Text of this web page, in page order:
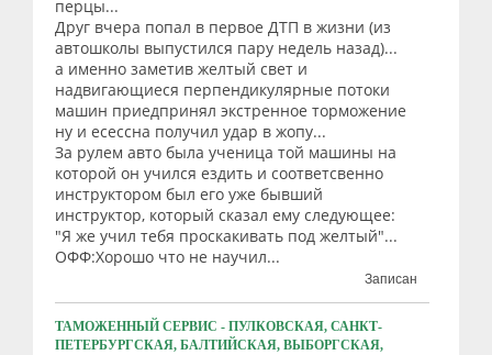
перцы...
Друг вчера попал в первое ДТП в жизни (из
автошколы выпустился пару недель назад)...
а именно заметив желтый свет и
надвигающиеся перпендикулярные потоки
машин приедпринял экстренное торможение
ну и есессна получил удар в жопу...
За рулем авто была ученица той машины на
которой он учился ездить и соответсвенно
инструктором был его уже бывший
инструктор, который сказал ему следующее:
"Я же учил тебя проскакивать под желтый"...
ОФФ:Хорошо что не научил...
Записан
ТАМОЖЕННЫЙ СЕРВИС - ПУЛКОВСКАЯ, САНКТ-
ПЕТЕРБУРГСКАЯ, БАЛТИЙСКАЯ, ВЫБОРГСКАЯ,